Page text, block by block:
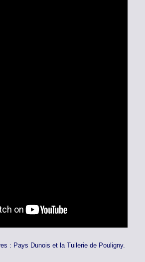
: Pays Dunois et la Tuilerie de Pouligny.